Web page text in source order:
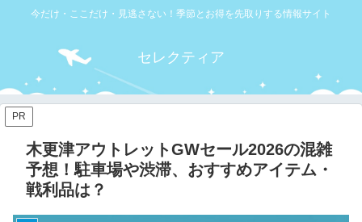
今だけ・ここだけ・見逃さない！季節とお得を先取りする情報サイト
セレクティア
PR
木更津アウトレットGWセール2026の混雑
予想！駐車場や渋滞、おすすめアイテム・
戦利品は？